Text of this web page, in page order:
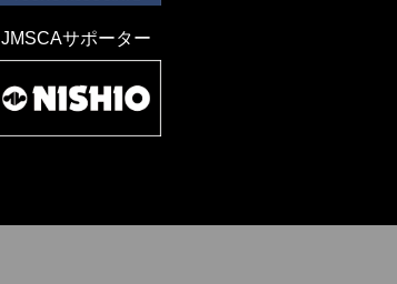
JMSCAサポーター